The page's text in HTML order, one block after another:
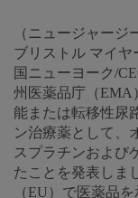
（ニュージャージ
ブリストル マイ
国ニューヨーク/
州医薬品庁（EMA
能または転移性尿
ン治療薬として、
スプラチンおよび
たことを発表しま
（EU）で医薬品